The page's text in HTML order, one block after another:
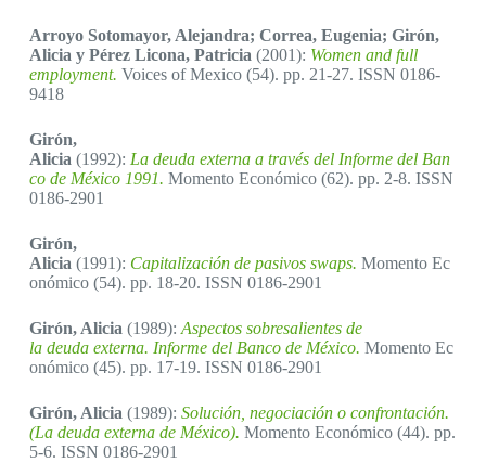
Arroyo Sotomayor, Alejandra; Correa, Eugenia; Girón,
Alicia y Pérez Licona, Patricia (2001): Women and full
employment. Voices of Mexico (54). pp. 21-27. ISSN 0186-
9418
Girón,
Alicia (1992): La deuda externa a través del Informe del Ban
co de México 1991. Momento Económico (62). pp. 2-8. ISSN
0186-2901
Girón,
Alicia (1991): Capitalización de pasivos swaps. Momento Ec
onómico (54). pp. 18-20. ISSN 0186-2901
Girón, Alicia (1989): Aspectos sobresalientes de
la deuda externa. Informe del Banco de México. Momento Ec
onómico (45). pp. 17-19. ISSN 0186-2901
Girón, Alicia (1989): Solución, negociación o confrontación.
(La deuda externa de México). Momento Económico (44). pp.
5-6. ISSN 0186-2901